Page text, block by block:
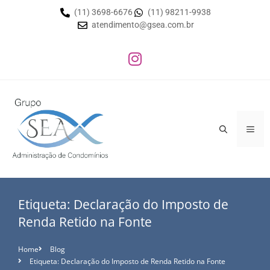
(11) 3698-6676
(11) 98211-9938
atendimento@gsea.com.br
Etiqueta: Declaração do Imposto de
Renda Retido na Fonte
Home
Blog
Etiqueta: Declaração do Imposto de Renda Retido na Fonte